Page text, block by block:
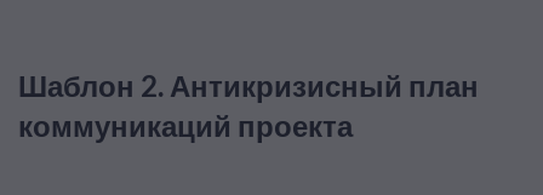
Шаблон 2. Антикризисный план
коммуникаций проекта